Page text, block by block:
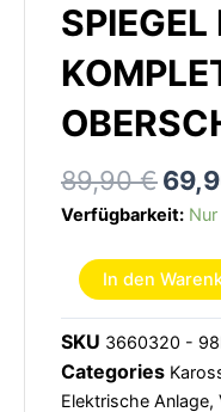
89,90€
Verfügbarkeit:
Spiegel
komplett
Oberschale
Menge
In den
SKU 3660320 -
Categories
Elektrische Anlage,